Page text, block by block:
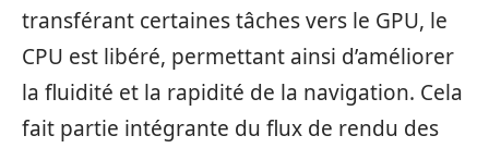
transférant certaines tâches vers le GPU, le
CPU est libéré, permettant ainsi d’améliorer
la fluidité et la rapidité de la navigation. Cela
fait partie intégrante du flux de rendu des